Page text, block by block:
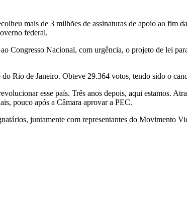
mais de 3 milhões de assinaturas de apoio ao fim
federal.
Congresso Nacional, com urgência, o projeto de lei
Rio de Janeiro. Obteve 29.364 votos, tendo sido o
esse país. Três anos depois, aqui estamos.
pouco após a Câmara aprovar a PEC.
juntamente com representantes do Movimento